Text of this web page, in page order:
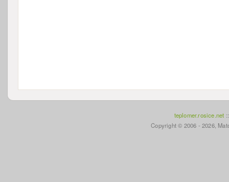
teplomer.rosice.net
Copyright © 2006 - 2026,